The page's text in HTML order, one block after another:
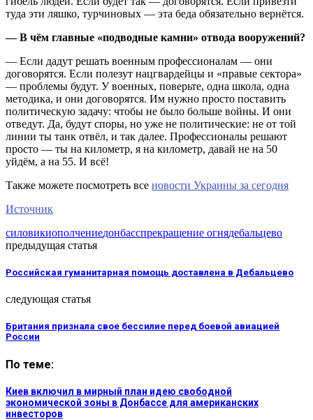
туда эти ляшко, турчиновых — эта беда обязательно вернётся.
— В чём главные «подводные камни» отвода вооружений?
— Если дадут решать военным профессионалам — они
договорятся. Если полезут нацгвардейцы и «правые сектора»
— проблемы будут. У военных, поверьте, одна школа, одна
методика, и они договорятся. Им нужно просто поставить
политическую задачу: чтобы не было больше войны. И они
отведут. Да, будут споры, но уже не политические: не от той
линии ты танк отвёл, и так далее. Профессионалы решают
просто — ты на километр, я на километр, давай не на 50
уйдём, а на 55. И всё!
Также можете посмотреть все новости Украины за сегодня
Источник
силовикиополчениедонбасспрекращение огнядебальцево
предыдущая статья
Российская гуманитарная помощь доставлена в Дебальцево
следующая статья
Британия признала свое бессилие перед боевой авиацией
России
По теме:
Киев включил в мирный план идею свободной
экономической зоны в Донбассе для американских
инвесторов